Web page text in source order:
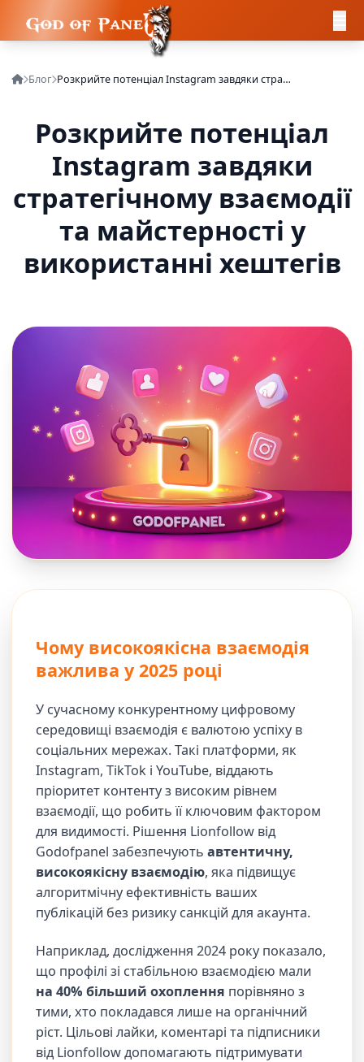
Блог Розкрийте потенціал Instagram завдяки стратегічному взаємодії та майстерності у використанні хештегів
Розкрийте потенціал
Instagram завдяки
стратегічному взаємодії
та майстерності у
використанні хештегів
Чому високоякісна взаємодія
важлива у 2025 році
У сучасному конкурентному цифровому
середовищі взаємодія є валютою успіху в
соціальних мережах. Такі платформи, як
Instagram, TikTok і YouTube, віддають
пріоритет контенту з високим рівнем
взаємодії, що робить її ключовим фактором
для видимості. Рішення Lionfollow від
Godofpanel забезпечуютьавтентичну,
високоякісну взаємодію, яка підвищує
алгоритмічну ефективність ваших
публікацій без ризику санкцій для акаунта.
Наприклад, дослідження 2024 року показало,
що профілі зі стабільною взаємодією мали
на 40% більший охоплення порівняно з
тими, хто покладався лише на органічний
ріст. Цільові лайки, коментарі та підписники
від Lionfollow допомагають підтримувати